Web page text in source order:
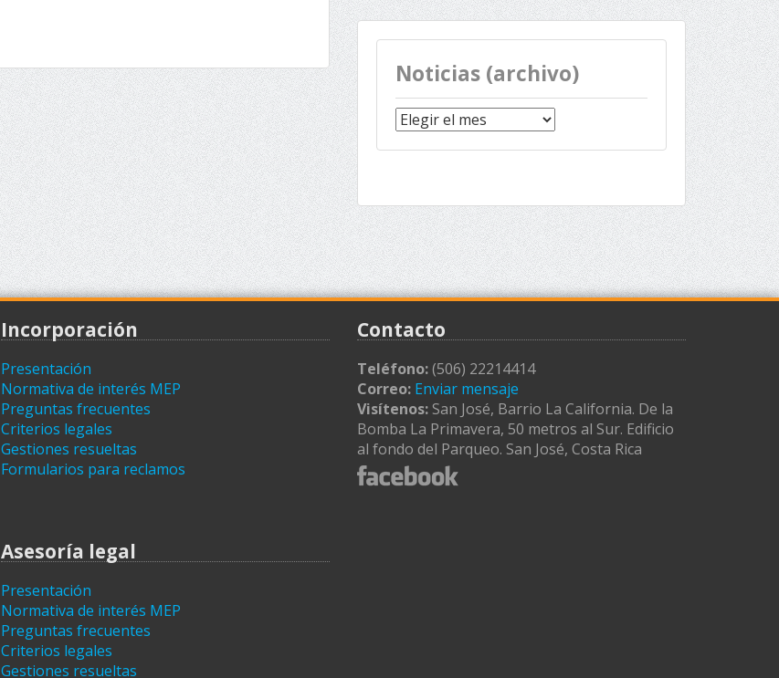
Noticias (archivo)
Noticias
(archivo)
Incorporación
Presentación
Normativa de interés MEP
Preguntas frecuentes
Criterios legales
Gestiones resueltas
Formularios para reclamos
Contacto
Teléfono:(506) 22214414
Correo: Enviar mensaje
Visítenos: San José, Barrio La California. De la
Bomba La Primavera, 50 metros al Sur. Edificio
al fondo del Parqueo. San José, Costa Rica
Asesoría legal
Presentación
Normativa de interés MEP
Preguntas frecuentes
Criterios legales
Gestiones resueltas